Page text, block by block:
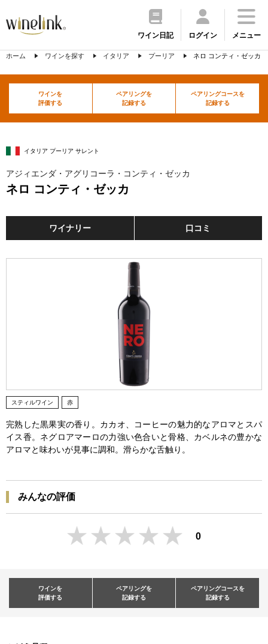
ワイン日記 ログイン メニュー
ホーム ワインを探す イタリア プーリア ネロ コンティ・ゼッカ
ワインを
評価する
ペアリングを
記録する
ペアリングコースを
記録する
イタリア プーリア サレント
アジィエンダ・アグリコーラ・コンティ・ゼッカ
ネロ コンティ・ゼッカ
ワイナリー 口コミ
スティルワイン 赤
完熟した黒果実の香り。カカオ、コーヒーの魅力的なアロマとスパ
イス香。ネグロアマーロの力強い色合いと骨格、カベルネの豊かな
アロマと味わいが見事に調和。滑らかな舌触り。
みんなの評価
0
ワインを
評価する
ペアリングを
記録する
ペアリングコースを
記録する